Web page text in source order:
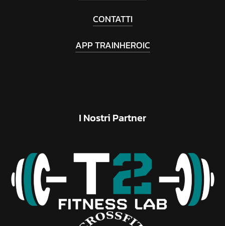
CONTATTI
APP TRAINHEROIC
I Nostri Partner